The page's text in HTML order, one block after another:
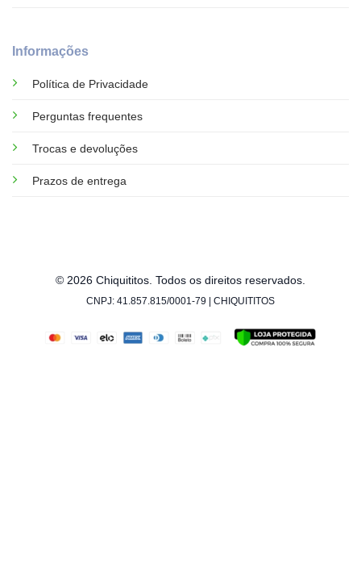
Informações
Política de Privacidade
Perguntas frequentes
Trocas e devoluções
Prazos de entrega
© 2026 Chiquititos. Todos os direitos reservados.
CNPJ: 41.857.815/0001-79 | CHIQUITITOS